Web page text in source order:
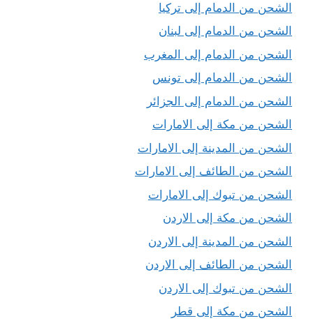
الشحن من الدمام إلى تركيا
الشحن من الدمام إلى لبنان
الشحن من الدمام إلى المغرب
الشحن من الدمام إلى تونس
الشحن من الدمام إلى الجزائر
الشحن من مكة إلى الامارات
الشحن من المدينة إلى الامارات
الشحن من الطائف إلى الامارات
الشحن من تبوك إلى الامارات
الشحن من مكة إلى الاردن
الشحن من المدينة إلى الاردن
الشحن من الطائف إلى الاردن
الشحن من تبوك إلى الاردن
الشحن من مكة إلى قطر